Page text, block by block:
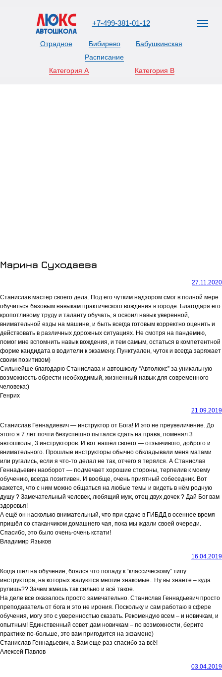
Отрадное Бибирево Бабушкинская
+7-499-381-01-12
Расписание
Категория А
Категория В
Марина Суходаева
27.11.2020
Станислав мастер своего дела. Под его чутким надзором смог в полной мере
обучиться базовым навыкам практического вождения в городе. Благодаря его
кропотливому труду и таланту обучать, я освоил навык уверенной,
внимательной езды на машине, и быть всегда готовым корректно оценить и
действовать в различных дорожных ситуациях. Не смотря на пандемию,
помог мне вспомнить навык вождения, и тем самым, остаться в компетентной
форме кандидата в водители к экзамену. Пунктуален, чуток и всегда заряжает
своим позитивом)
Сильнейше благодарю Станислава и автошколу “Автолюкс” за уникальную
возможность обрести необходимый, жизненный навык для современного
человека:)
Генрих
21.09.2019
Станислав Геннадиевич — инструктор от Бога! И это не преувеличение. До
этого я 7 лет почти безуспешно пытался сдать на права, поменял 3
автошколы, 3 инструкторов. И вот нашёл своего — отзывчивого, доброго и
внимательного. Прошлые инструкторы обычно обкладывали меня матами
или ругались, если я что-то делал не так, отчего я терялся. А Станислав
Геннадьевич наоборот — подмечает хорошие стороны, терпелив к моему
обучению, всегда позитивен. И вообще, очень приятный собеседник. Вот
кажется, что с ним можно общаться на любые темы и видеть в нём родную
душу ? Замечательный человек, любящий муж, отец двух дочек ? Дай Бог вам
здоровья!
А ещё он насколько внимательный, что при сдаче в ГИБДД в осеннее время
пришёл со стаканчиком домашнего чая, пока мы ждали своей очереди.
Спасибо, это было очень-очень кстати!
Владимир Языков
16.04.2019
Когда шел на обучение, боялся что попаду к “классическому” типу
инструктора, на которых жалуются многие знакомые.. Ну вы знаете – куда
рулишь?? Зачем жмешь так сильно и всё такое.
На деле все оказалось просто замечательно. Станислав Геннадьевич просто
преподаватель от бога и это не ирония. Поскольку и сам работаю в сфере
обучения, могу это с уверенностью сказать. Рекомендую всем – и новичкам, и
опытным! Единственный совет дам новичкам – по возможности, берите
практике по-больше, это вам пригодится на экзамене)
Станислав Геннадьевич, а Вам еще раз спасибо за всё!
Алексей Павлов
03.04.2019